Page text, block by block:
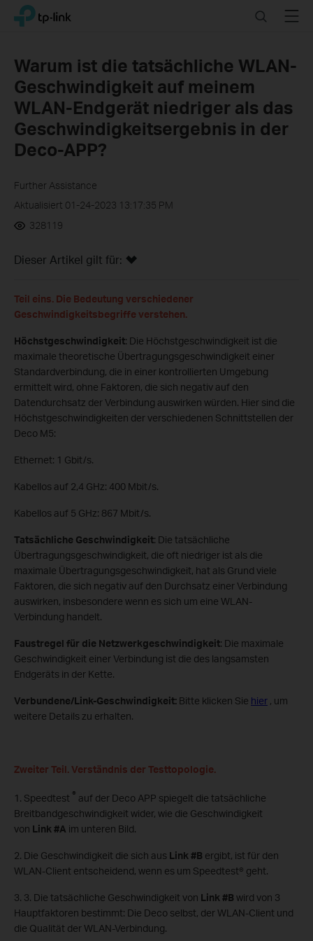
Click
navigation
TP-Link, Reliably Smart SearchMenu
Warum ist die tatsächliche WLAN-
Geschwindigkeit auf meinem
WLAN-Endgerät niedriger als das
Geschwindigkeitsergebnis in der
Deco-APP?
Further Assistance
Aktualisiert 01-24-2023 13:17:35 PM
328119
Dieser Artikel gilt für:
Teil eins. Die Bedeutung verschiedener
Geschwindigkeitsbegriffe verstehen.
Höchstgeschwindigkeit: Die Höchstgeschwindigkeit ist die
maximale theoretische Übertragungsgeschwindigkeit einer
Standardverbindung, die in einer kontrollierten Umgebung
ermittelt wird, ohne Faktoren, die sich negativ auf den
Datendurchsatz der Verbindung auswirken würden. Hier sind die
Höchstgeschwindigkeiten der verschiedenen Schnittstellen der
Deco M5:
Ethernet: 1 Gbit/s.
Kabellos auf 2,4 GHz: 400 Mbit/s.
Kabellos auf 5 GHz: 867 Mbit/s.
Tatsächliche Geschwindigkeit: Die tatsächliche
Übertragungsgeschwindigkeit, die oft niedriger ist als die
maximale Übertragungsgeschwindigkeit, hat als Grund viele
Faktoren, die sich negativ auf den Durchsatz einer Verbindung
auswirken, insbesondere wenn es sich um eine WLAN-
Verbindung handelt.
Faustregel für die Netzwerkgeschwindigkeit: Die maximale
Geschwindigkeit einer Verbindung ist die des langsamsten
Endgeräts in der Kette.
Verbundene/Link-Geschwindigkeit: Bitte klicken Sie hier , um
weitere Details zu erhalten.
Zweiter Teil. Verständnis der Testtopologie.
1. Speedtest ® auf der Deco APP spiegelt die tatsächliche
Breitbandgeschwindigkeit wider, wie die Geschwindigkeit
von Link #A im unteren Bild.
2. Die Geschwindigkeit die sich aus Link #B ergibt, ist für den
WLAN-Client entscheidend, wenn es um Speedtest® geht.
3. 3. Die tatsächliche Geschwindigkeit von Link #B wird von 3
Hauptfaktoren bestimmt: Die Deco selbst, der WLAN-Client und
die Qualität der WLAN-Verbindung.